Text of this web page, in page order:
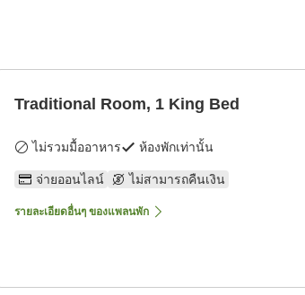
Traditional Room, 1 King Bed
ไม่รวมมื้ออาหาร ห้องพักเท่านั้น
จ่ายออนไลน์ ไม่สามารถคืนเงิน
รายละเอียดอื่นๆ ของแพลนพัก